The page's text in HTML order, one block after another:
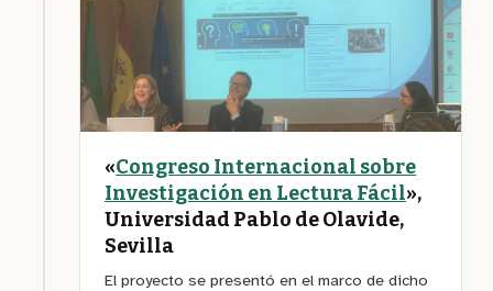
«Congreso Internacional sobre
Investigación en Lectura Fácil»,
Universidad Pablo de Olavide,
Sevilla
El proyecto se presentó en el marco de dicho